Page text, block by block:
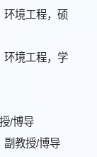
环境工程，硕
环境工程，学
/博导
副教授/博导